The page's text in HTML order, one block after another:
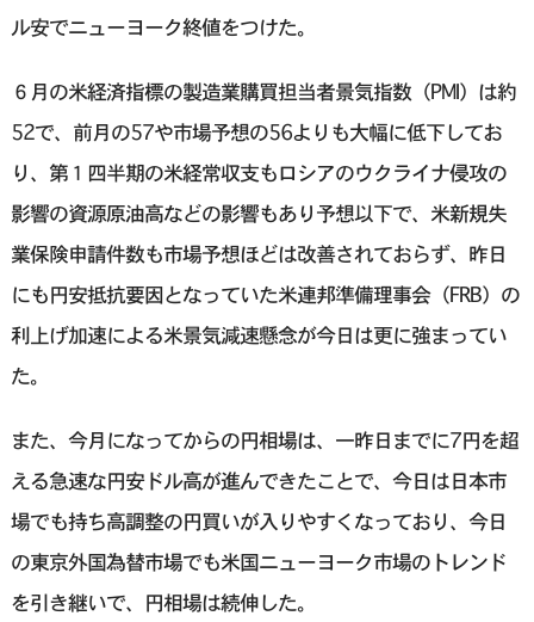
ル安でニューヨーク終値をつけた。
６月の米経済指標の製造業購買担当者景気指数（PMI）は約
52で、前月の57や市場予想の56よりも大幅に低下してお
り、第１四半期の米経常収支もロシアのウクライナ侵攻の
影響の資源原油高などの影響もあり予想以下で、米新規失
業保険申請件数も市場予想ほどは改善されておらず、昨日
にも円安抵抗要因となっていた米連邦準備理事会（FRB）の
利上げ加速による米景気減速懸念が今日は更に強まってい
た。
また、今月になってからの円相場は、一昨日までに7円を超
える急速な円安ドル高が進んできたことで、今日は日本市
場でも持ち高調整の円買いが入りやすくなっており、今日
の東京外国為替市場でも米国ニューヨーク市場のトレンド
を引き継いで、円相場は続伸した。